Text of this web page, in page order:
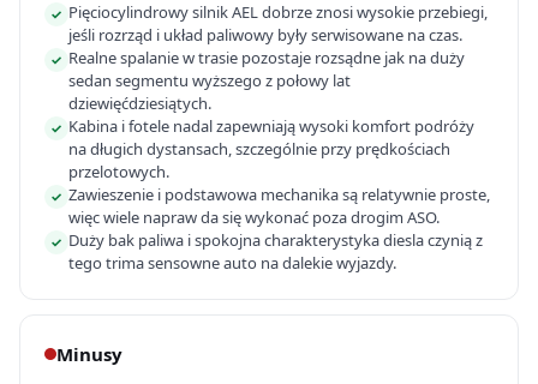
✓ Pięciocylindrowy silnik AEL dobrze znosi wysokie przebiegi,
jeśli rozrząd i układ paliwowy były serwisowane na czas.
✓ Realne spalanie w trasie pozostaje rozsądne jak na duży
sedan segmentu wyższego z połowy lat
dziewięćdziesiątych.
✓ Kabina i fotele nadal zapewniają wysoki komfort podróży
na długich dystansach, szczególnie przy prędkościach
przelotowych.
✓ Zawieszenie i podstawowa mechanika są relatywnie proste,
więc wiele napraw da się wykonać poza drogim ASO.
✓ Duży bak paliwa i spokojna charakterystyka diesla czynią z
tego trima sensowne auto na dalekie wyjazdy.
Minusy